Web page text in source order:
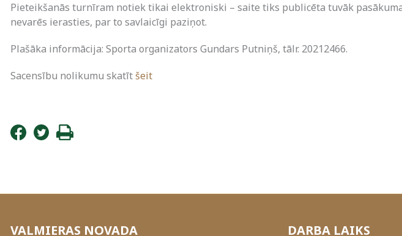
Pieteikšanās turnīram notiek tikai elektroniski – saite tiks publicēta tuvāk
nevarēs ierasties, par to savlaicīgi paziņot.
Plašāka informācija: Sporta organizators Gundars Putniņš, tālr. 20212466.
Sacensību nolikumu skatītšeit
VALMIERAS NOVADA DARBA LAIKS